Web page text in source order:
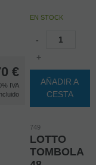
€
IVA
guardar las fichas,
personas
recomendadas
para jugar: de 2 a
Duración
aproximada del
juego: 30 minutos.
Medidas
las fichas: 3 cm
ancho x 4 cm
fondo, medidas
aproximadas de
EN STOCK
-
+
AÑADIR A
CESTA
749
LOTTO
TOMBOLA